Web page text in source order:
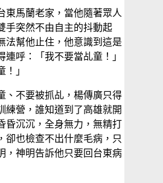
東馬蘭老家，當他隨著眾人
手突然不由自主的抖動起
法幫他止住，他意識到這是
連呼：「我不要當乩童！」
！」
、不要被抓乩，楊傳廣只得
練營，誰知道到了高雄就開
昏沉沉，全身無力，無精打
卻也檢查不出什麼毛病，只
，神明告訴他只要回台東病